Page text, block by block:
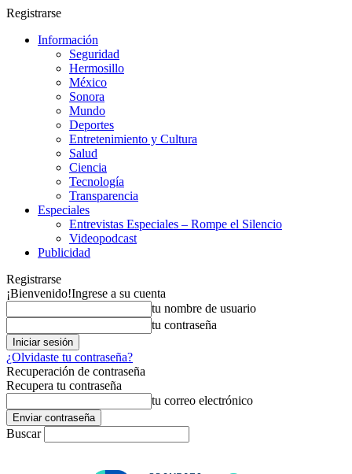
Registrarse
Información
Seguridad
Hermosillo
México
Sonora
Mundo
Deportes
Entretenimiento y Cultura
Salud
Ciencia
Tecnología
Transparencia
Especiales
Entrevistas Especiales – Rompe el Silencio
Videopodcast
Publicidad
Registrarse
¡Bienvenido!Ingrese a su cuenta
tu nombre de usuario
tu contraseña
¿Olvidaste tu contraseña?
Recuperación de contraseña
Recupera tu contraseña
tu correo electrónico
Buscar